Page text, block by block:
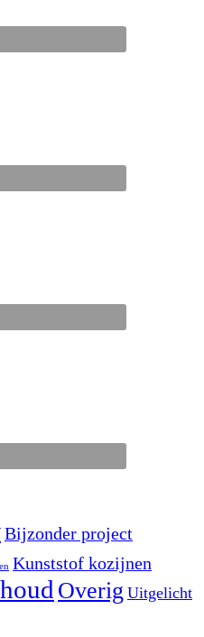
Bijzonder project
Kunststof kozijnen
Overig Uitgelicht